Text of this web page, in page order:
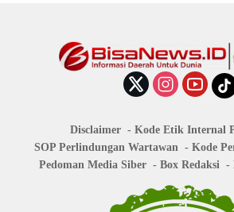
Disclaimer
Kode Etik Internal
SOP Perlindungan Wartawan
Kode
Pedoman Media Siber
Box Redaksi